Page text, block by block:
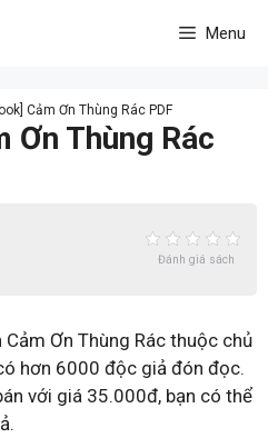
Menu
Cảm Ơn Thùng Rác PDF
Ơn Thùng Rác
Đánh giá sách
Cảm Ơn Thùng Rác thuộc chủ
hơn 6000 độc giả đón đọc.
với giá 35.000đ, bạn có thể